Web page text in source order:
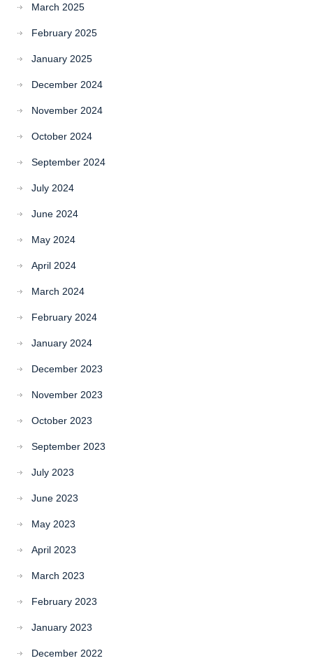
March 2025
February 2025
January 2025
December 2024
November 2024
October 2024
September 2024
July 2024
June 2024
May 2024
April 2024
March 2024
February 2024
January 2024
December 2023
November 2023
October 2023
September 2023
July 2023
June 2023
May 2023
April 2023
March 2023
February 2023
January 2023
December 2022